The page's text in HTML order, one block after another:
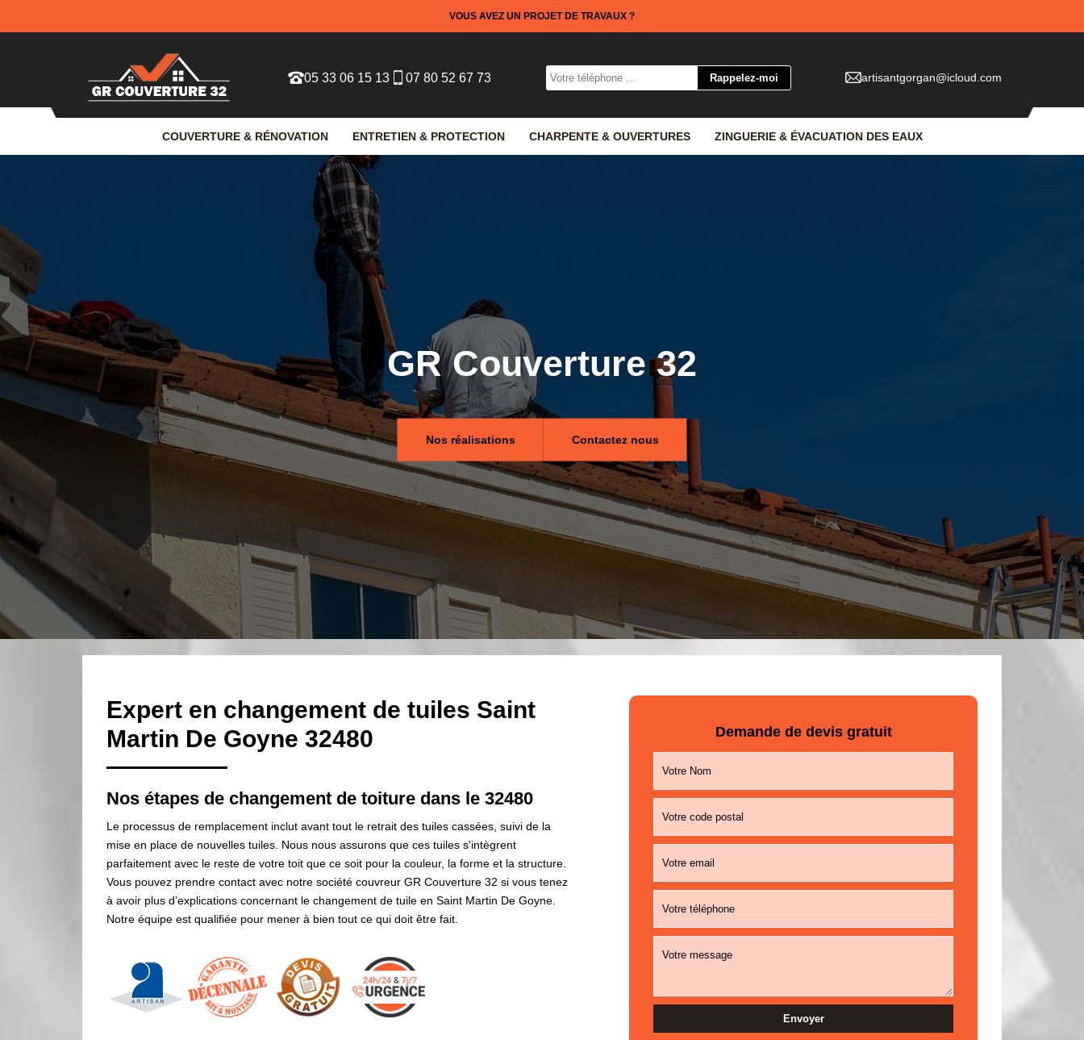
VOUS AVEZ UN PROJET DE TRAVAUX ?
05 33 06 15 13 07 80 52 67 73 artisantgorgan@icloud.com
COUVERTURE & RÉNOVATION ENTRETIEN & PROTECTION CHARPENTE & OUVERTURES ZINGUERIE & ÉVACUATION DES EAUX
GR Couverture 32
Nos réalisations Contactez nous
Expert en changement de tuiles Saint
Martin De Goyne 32480
Nos étapes de changement de toiture dans le 32480
Le processus de remplacement inclut avant tout le retrait des tuiles cassées, suivi de la
mise en place de nouvelles tuiles. Nous nous assurons que ces tuiles s'intègrent
parfaitement avec le reste de votre toit que ce soit pour la couleur, la forme et la structure.
Vous pouvez prendre contact avec notre société couvreur GR Couverture 32 si vous tenez
à avoir plus d’explications concernant le changement de tuile en Saint Martin De Goyne.
Notre équipe est qualifiée pour mener à bien tout ce qui doit être fait.
Demande de devis gratuit